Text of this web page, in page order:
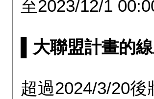
至2023/12/1
▌大聯盟計畫的
超過2024/3/20